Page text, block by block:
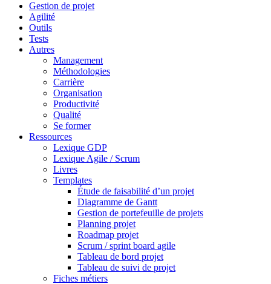
Gestion de projet
Agilité
Outils
Tests
Autres
Management
Méthodologies
Carrière
Organisation
Productivité
Qualité
Se former
Ressources
Lexique GDP
Lexique Agile / Scrum
Livres
Templates
Étude de faisabilité d’un projet
Diagramme de Gantt
Gestion de portefeuille de projets
Planning projet
Roadmap projet
Scrum / sprint board agile
Tableau de bord projet
Tableau de suivi de projet
Fiches métiers